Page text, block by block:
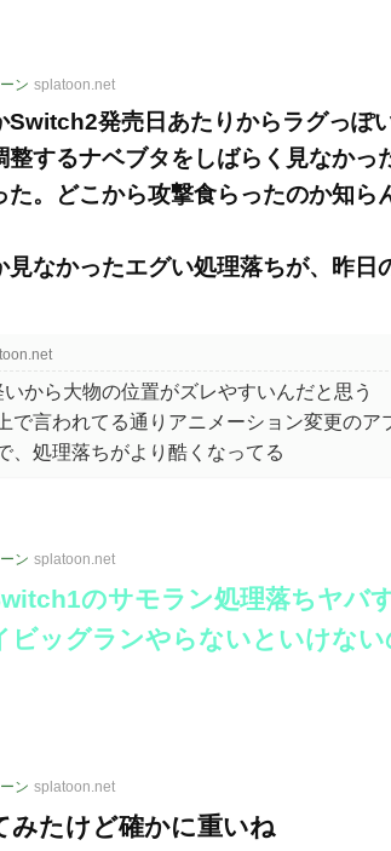
ン splatoon.net
Switch2発売日あたりからラグっぽ
整するナベブタをしばらく見なかっ
た。どこから攻撃食らったのか知ら
見なかったエグい処理落ちが、昨日
から大物の位置がズレやすいんだと思う
で言われてる通りアニメーション変更のア
、処理落ちがより酷くなってる
ン splatoon.net
のサモラン処理落ちヤバ
ビッグランやらないといけな
ン splatoon.net
みたけど確かに重いね